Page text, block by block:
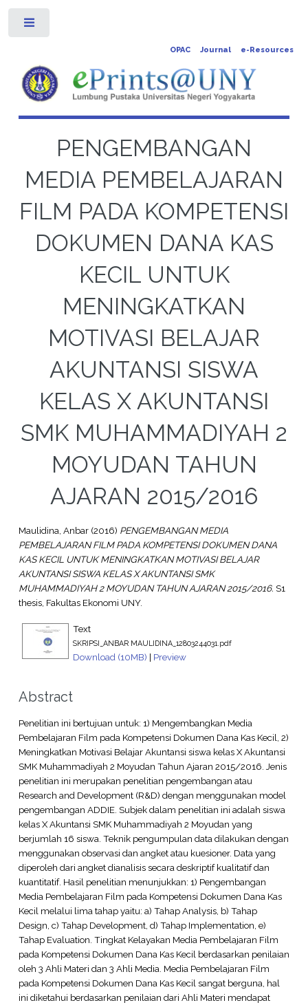
OPAC Journal e-Resources
PENGEMBANGAN
MEDIA PEMBELAJARAN
FILM PADA KOMPETENSI
DOKUMEN DANA KAS
KECIL UNTUK
MENINGKATKAN
MOTIVASI BELAJAR
AKUNTANSI SISWA
KELAS X AKUNTANSI
SMK MUHAMMADIYAH 2
MOYUDAN TAHUN
AJARAN 2015/2016
Maulidina, Anbar(2016) PENGEMBANGAN MEDIA
PEMBELAJARAN FILM PADA KOMPETENSI DOKUMEN DANA
KAS KECIL UNTUK MENINGKATKAN MOTIVASI BELAJAR
AKUNTANSI SISWA KELAS X AKUNTANSI SMK
MUHAMMADIYAH 2 MOYUDAN TAHUN AJARAN 2015/2016. S1
thesis, Fakultas Ekonomi UNY.
Text
SKRIPSI_ANBAR MAULIDINA_12803244031.pdf
Download (10MB) | Preview
Abstract
Penelitian ini bertujuan untuk: 1) Mengembangkan Media
Pembelajaran Film pada Kompetensi Dokumen Dana Kas Kecil, 2)
Meningkatkan Motivasi Belajar Akuntansi siswa kelas X Akuntansi
SMK Muhammadiyah 2 Moyudan Tahun Ajaran 2015/2016. Jenis
penelitian ini merupakan penelitian pengembangan atau
Research and Development (R&D) dengan menggunakan model
pengembangan ADDIE. Subjek dalam penelitian ini adalah siswa
kelas X Akuntansi SMK Muhammadiyah 2 Moyudan yang
berjumlah 16 siswa. Teknik pengumpulan data dilakukan dengan
menggunakan observasi dan angket atau kuesioner. Data yang
diperoleh dari angket dianalisis secara deskriptif kualitatif dan
kuantitatif. Hasil penelitian menunjukkan: 1) Pengembangan
Media Pembelajaran Film pada Kompetensi Dokumen Dana Kas
Kecil melalui lima tahap yaitu: a) Tahap Analysis, b) Tahap
Design, c) Tahap Development, d) Tahap Implementation, e)
Tahap Evaluation. Tingkat Kelayakan Media Pembelajaran Film
pada Kompetensi Dokumen Dana Kas Kecil berdasarkan penilaian
oleh 3 Ahli Materi dan 3 Ahli Media. Media Pembelajaran Film
pada Kompetensi Dokumen Dana Kas Kecil sangat berguna, hal
ini diketahui berdasarkan penilaian dari Ahli Materi mendapat